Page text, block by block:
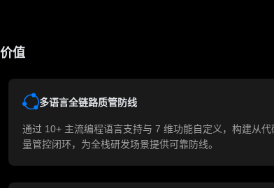
值
多语⾔全链路质管防线
通过 10+ 主流编程语⾔⽀持与 7 维功能自定义，构建从
量管控闭环，为全栈研发场景提供可靠防线。